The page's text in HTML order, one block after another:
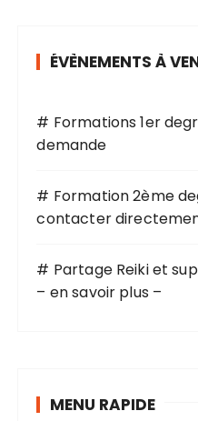
ÉVÈNEMENTS À
# Formations 1er
demande
# Formation 2ème
contacter
# Partage Reiki et
– en savoir plus –
MENU RAPIDE